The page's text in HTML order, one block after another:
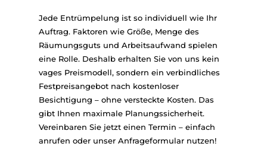
Jede Entrümpelung ist so individuell wie Ihr
Auftrag. Faktoren wie Größe, Menge des
Räumungsguts und Arbeitsaufwand spielen
eine Rolle. Deshalb erhalten Sie von uns kein
vages Preismodell, sondern ein verbindliches
Festpreisangebot nach kostenloser
Besichtigung – ohne versteckte Kosten. Das
gibt Ihnen maximale Planungssicherheit.
Vereinbaren Sie jetzt einen Termin – einfach
anrufen oder unser Anfrageformular nutzen!